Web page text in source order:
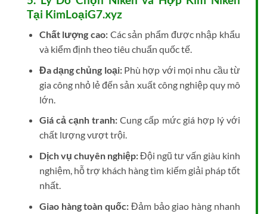
Tại KimLoạiG7.xyz
Chất lượng cao: Các sản phẩm được nhập khẩu
và kiểm định theo tiêu chuẩn quốc tế.
Đa dạng chủng loại:Phù hợp với mọi nhu cầu từ
gia công nhỏ lẻ đến sản xuất công nghiệp quy mô
lớn.
Giá cả cạnh tranh: Cung cấp mức giá hợp lý với
chất lượng vượt trội.
Dịch vụ chuyên nghiệp:Đội ngũ tư vấn giàu kinh
nghiệm, hỗ trợ khách hàng tìm kiếm giải pháp tốt
nhất.
Giao hàng toàn quốc: Đảm bảo giao hàng nhanh